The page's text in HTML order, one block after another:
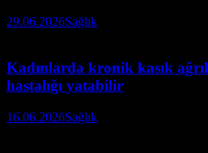
29.06.2026Sağlık
Kadınlarda kronik kasık
hastalığı yatabilir
16.06.2026Sağlık